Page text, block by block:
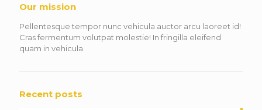
Our mission
Pellentesque tempor nunc vehicula auctor arcu laoreet id!
Cras fermentum volutpat molestie! In fringilla eleifend
quam in vehicula.
Recent posts